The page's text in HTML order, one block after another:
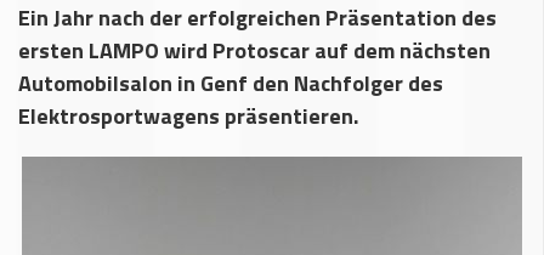
Ein Jahr nach der erfolgreichen Präsentation des
ersten LAMPO wird Protoscar auf dem nächsten
Automobilsalon in Genf den Nachfolger des
Elektrosportwagens präsentieren.